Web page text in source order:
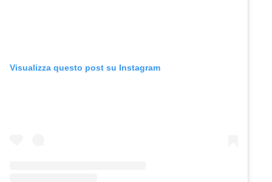
Visualizza questo post su Instagram